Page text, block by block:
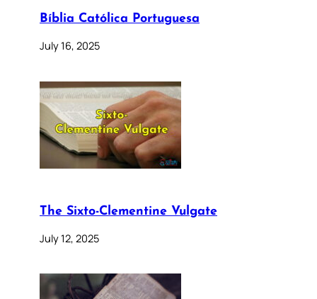
Bíblia Católica Portuguesa
July 16, 2025
The Sixto-Clementine Vulgate
July 12, 2025